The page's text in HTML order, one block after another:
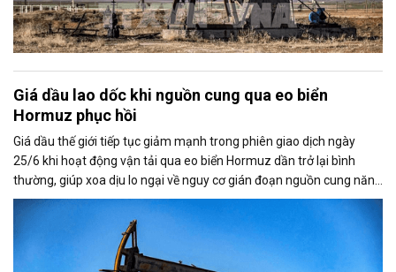
Giá dầu lao dốc khi nguồn cung qua eo biển
Hormuz phục hồi
Giá dầu thế giới tiếp tục giảm mạnh trong phiên giao dịch ngày
25/6 khi hoạt động vận tải qua eo biển Hormuz dần trở lại bình
thường, giúp xoa dịu lo ngại về nguy cơ gián đoạn nguồn cung năng
lượng toàn cầu.